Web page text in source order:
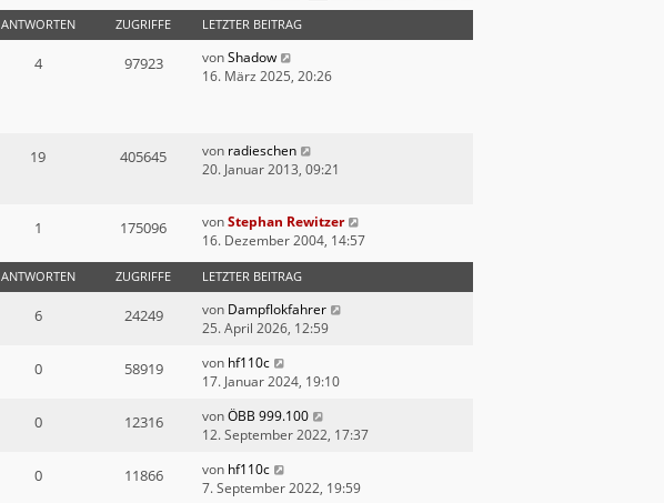
ANTWORTEN ZUGRIFFE LETZTER BEITRAG
4 97923 vonShadow
16. März 2025, 20:26
19 405645 von radieschen
20. Januar 2013, 09:21
1 175096 vonStephan Rewitzer
16. Dezember 2004, 14:57
ANTWORTEN ZUGRIFFE LETZTER BEITRAG
6 24249 von Dampflokfahrer
25. April 2026, 12:59
0 58919 von hf110c
17. Januar 2024, 19:10
0 12316 vonÖBB 999.100
12. September 2022, 17:37
0 11866 von hf110c
7. September 2022, 19:59